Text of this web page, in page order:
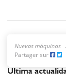
Nuevas máquinas
Partager sur
Ultima